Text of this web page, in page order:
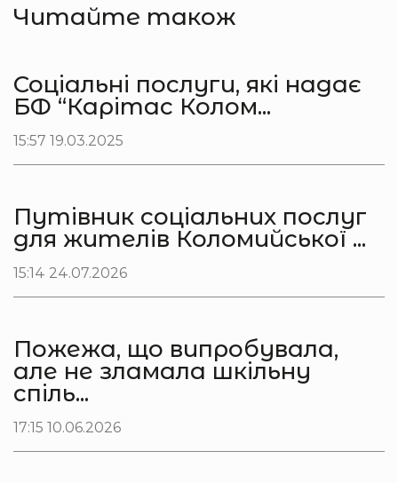
Читайте також
Соціальні послуги, які надає
БФ “Карітас Колом...
15:57 19.03.2025
Путівник соціальних послуг
для жителів Коломийської ...
15:14 24.07.2026
Пожежа, що випробувала,
але не зламала шкільну
спіль...
17:15 10.06.2026